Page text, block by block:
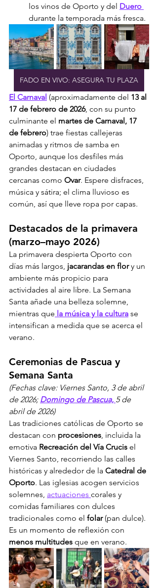
los vinos de Oporto y del Duero
durante la temporada más fresca.
FADO EN VIVO: ASEGURA TU PLAZA
El Carnaval (aproximadamente del 13 al
17 de febrero de 2026, con su punto
culminante el martes de Carnaval, 17
de febrero) trae fiestas callejeras
animadas y ritmos de samba en
Oporto, aunque los desfiles más
grandes destacan en ciudades
cercanas como Ovar. Espere disfraces,
música y sátira; el clima lluvioso es
común, así que lleve ropa por capas.
Destacados de la primavera
(marzo–mayo 2026)
La primavera despierta Oporto con
días más largos, jacarandas en flor y un
ambiente más propicio para
actividades al aire libre. La Semana
Santa añade una belleza solemne,
mientras que la música y la cultura se
intensifican a medida que se acerca el
verano.
Ceremonias de Pascua y
Semana Santa
(Fechas clave: Viernes Santo, 3 de abril
de 2026; Domingo de Pascua, 5 de
abril de 2026)
Las tradiciones católicas de Oporto se
destacan con procesiones , incluida la
emotiva Recreación del Vía Crucis el
Viernes Santo, recorriendo las calles
históricas y alrededor de la Catedral de
Oporto. Las iglesias acogen servicios
solemnes, actuaciones corales y
comidas familiares con dulces
tradicionales como el folar (pan dulce).
Es un momento de reflexión con
menos multitudes que en verano.